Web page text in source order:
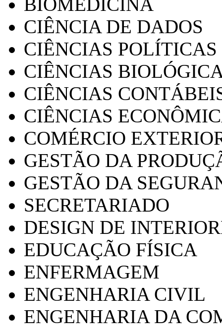
CIÊNCIA DE DADOS
CIÊNCIAS POLÍTICAS
CIÊNCIAS
CIÊNCIAS
CIÊNCIAS
COMÉRCIO
GESTÃO DA
GESTÃO DA
SECRETARIADO
DESIGN DE
EDUCAÇÃO FÍSICA
ENFERMAGEM
ENGENHARIA CIVIL
ENGENHARIA DA